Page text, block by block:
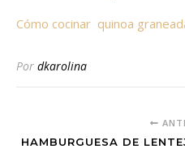
Cómo cocinar quinoa
Por dkarolina
HAMBURGUESA DE